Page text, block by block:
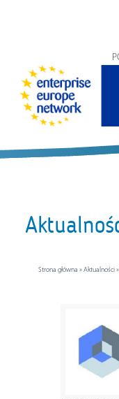
Strona główna »Aktualności»